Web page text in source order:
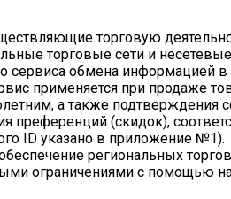
торговую
торговые сети и
сервиса обмена информацией в
применяется при продаже
а также подтверждения
преференций (скидок),
ID указано в приложение №1).
региональных
ограничениями с помощью